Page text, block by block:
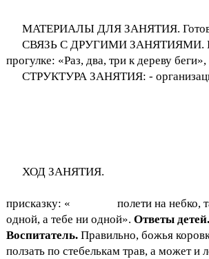
МАТЕРИАЛЫ ДЛЯ ЗАНЯТИЯ. Готовое
СВЯЗЬ С ДРУГИМИ ЗАНЯТИЯМИ.
прогулке: «Раз, два, три к дереву
СТРУКТУРА ЗАНЯТИЯ: -
ХОД ЗАНЯТИЯ.
присказку: « полети на небко, там
одной, а тебе ни одной».Ответы детей.
Воспитатель. Правильно, божья
ползать по стебелькам трав, а может